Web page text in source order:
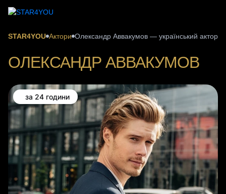
STAR4YOU Актори Олександр Аввакумов — український актор,
ОЛЕКСАНДР АВВАКУМОВ
за 24 години